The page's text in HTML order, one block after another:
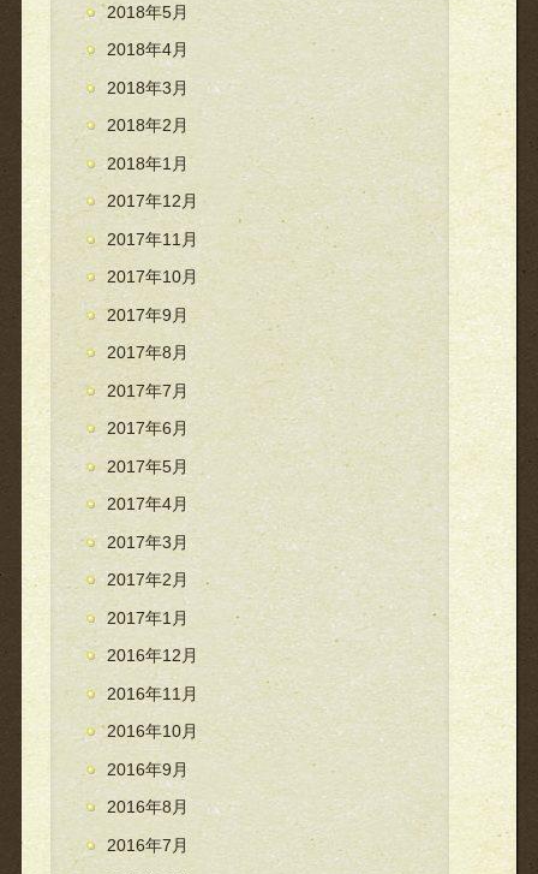
2018年5月
2018年4月
2018年3月
2018年2月
2018年1月
2017年12月
2017年11月
2017年10月
2017年9月
2017年8月
2017年7月
2017年6月
2017年5月
2017年4月
2017年3月
2017年2月
2017年1月
2016年12月
2016年11月
2016年10月
2016年9月
2016年8月
2016年7月